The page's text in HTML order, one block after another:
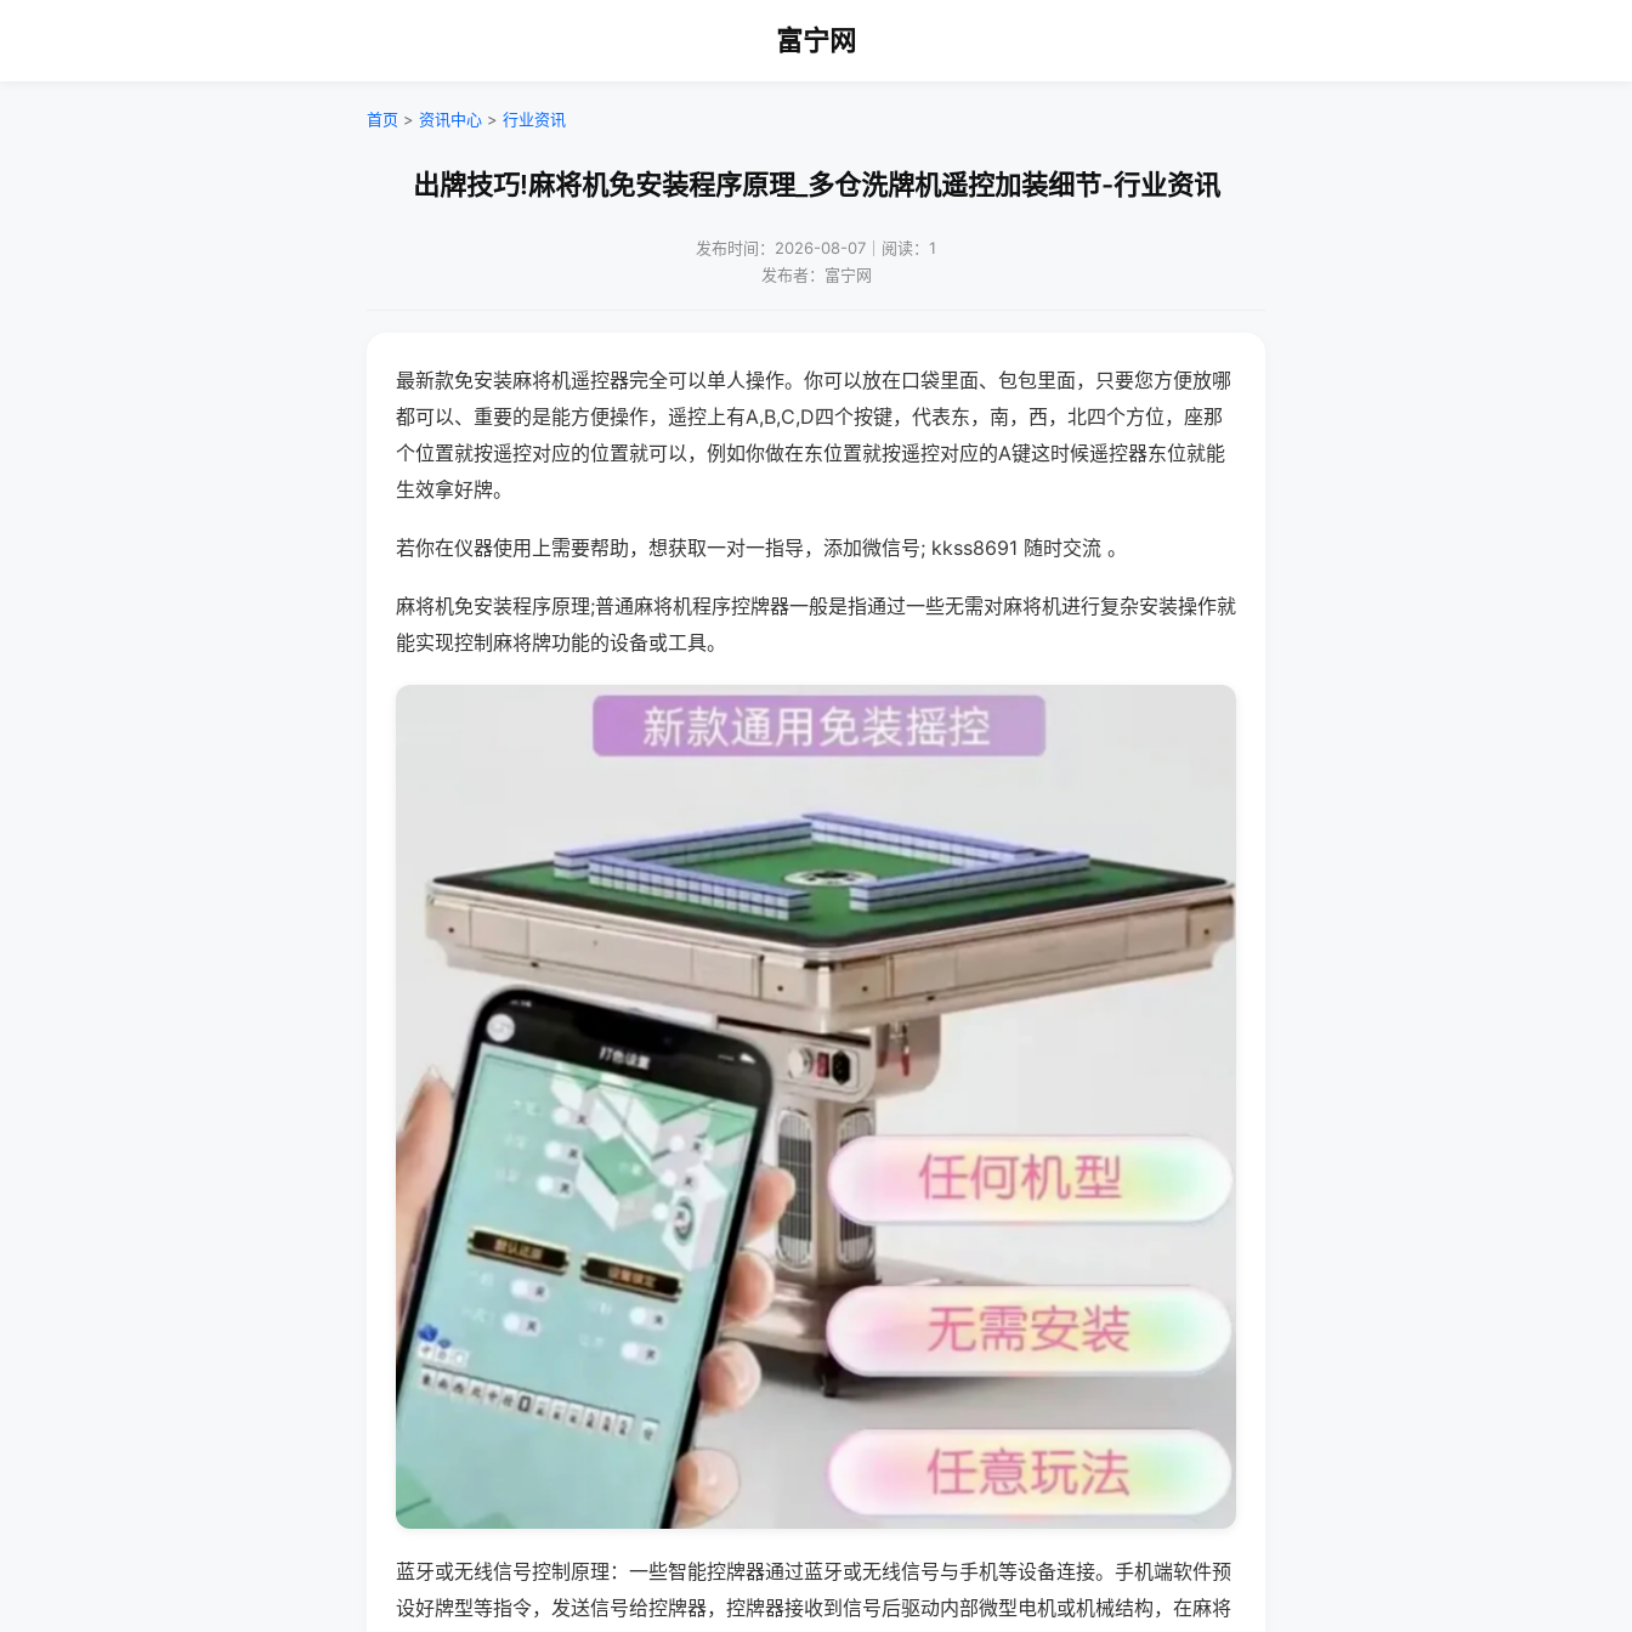
富宁网
首页 > 资讯中心 > 行业资讯
出牌技巧!麻将机免安装程序原理_多仓洗牌机遥控加装细节-行业资讯
发布时间：2026-08-07｜阅读：1
发布者：富宁网
最新款免安装麻将机遥控器完全可以单人操作。你可以放在口袋里面、包包里面，只要您方便放哪
都可以、重要的是能方便操作，遥控上有A,B,C,D四个按键，代表东，南，西，北四个方位，座那
个位置就按遥控对应的位置就可以，例如你做在东位置就按遥控对应的A键这时候遥控器东位就能
生效拿好牌。
若你在仪器使用上需要帮助，想获取一对一指导，添加微信号; kkss8691 随时交流 。
麻将机免安装程序原理;普通麻将机程序控牌器一般是指通过一些无需对麻将机进行复杂安装操作就
能实现控制麻将牌功能的设备或工具。
蓝牙或无线信号控制原理：一些智能控牌器通过蓝牙或无线信号与手机等设备连接。手机端软件预
设好牌型等指令，发送信号给控牌器，控牌器接收到信号后驱动内部微型电机或机械结构，在麻将